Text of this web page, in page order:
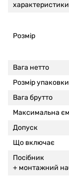
характеристики
Розмір
Вага нетто
Розмір упаковки
Вага брутто
Максимальна
Допуск
Що включає
Посібник
+ монтажний